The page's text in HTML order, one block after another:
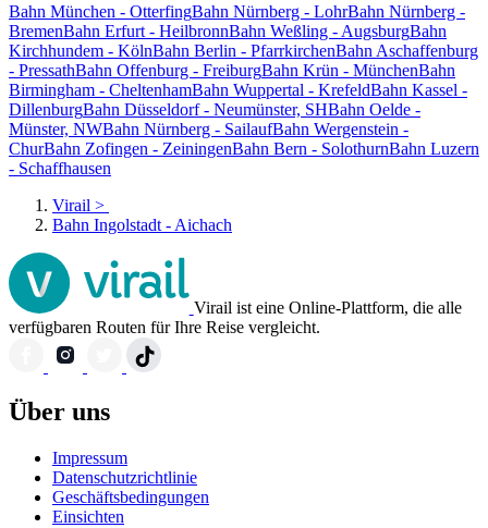
Bahn München - OtterfingBahn Nürnberg - LohrBahn Nürnberg -
BremenBahn Erfurt - HeilbronnBahn Weßling - AugsburgBahn
Kirchhundem - KölnBahn Berlin - PfarrkirchenBahn Aschaffenburg
- PressathBahn Offenburg - FreiburgBahn Krün - MünchenBahn
Birmingham - CheltenhamBahn Wuppertal - KrefeldBahn Kassel -
DillenburgBahn Düsseldorf - Neumünster, SHBahn Oelde -
Münster, NWBahn Nürnberg - SailaufBahn Wergenstein -
ChurBahn Zofingen - ZeiningenBahn Bern - SolothurnBahn Luzern
- Schaffhausen
Virail >
Bahn Ingolstadt - Aichach
Virail ist eine Online-Plattform, die alle
verfügbaren Routen für Ihre Reise vergleicht.
Über uns
Impressum
Datenschutzrichtlinie
Geschäftsbedingungen
Einsichten